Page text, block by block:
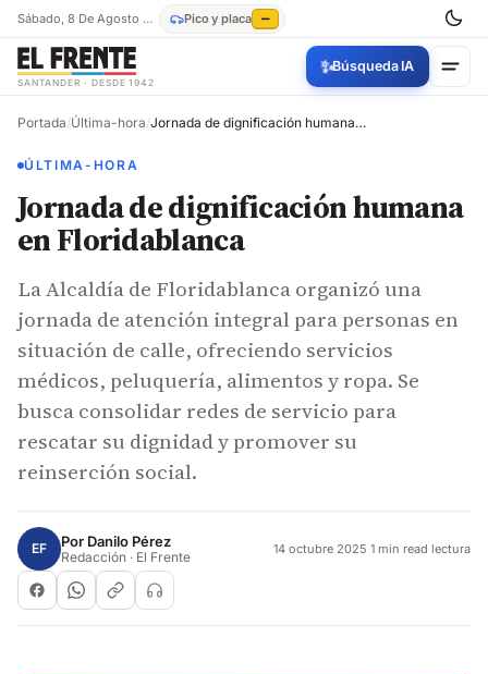
Sábado, 8 De Agosto De 2026 Pico y placa —
SANTANDER · DESDE 1942
✨Búsqueda IA
Portada/Última-hora/ Jornada de dignificación humana en Floridablanca
ÚLTIMA-HORA
Jornada de dignificación humana
en Floridablanca
La Alcaldía de Floridablanca organizó una
jornada de atención integral para personas en
situación de calle, ofreciendo servicios
médicos, peluquería, alimentos y ropa. Se
busca consolidar redes de servicio para
rescatar su dignidad y promover su
reinserción social.
EF Por Danilo Pérez
Redacción · El Frente 14 octubre 2025·1 min read lectura